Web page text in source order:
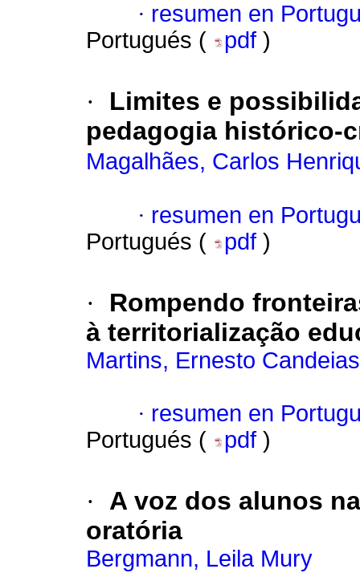
· resumen en
Portugués (
pdf )
·
Limites e
pedagogia histórico-
Magalhães, Carlos
· resumen en
Portugués (
pdf )
·
Rompendo
à territorialização
Martins, Ernesto Candeias
· resumen en
Portugués (
pdf )
·
A voz dos alunos
oratória
Bergmann, Leila Mury